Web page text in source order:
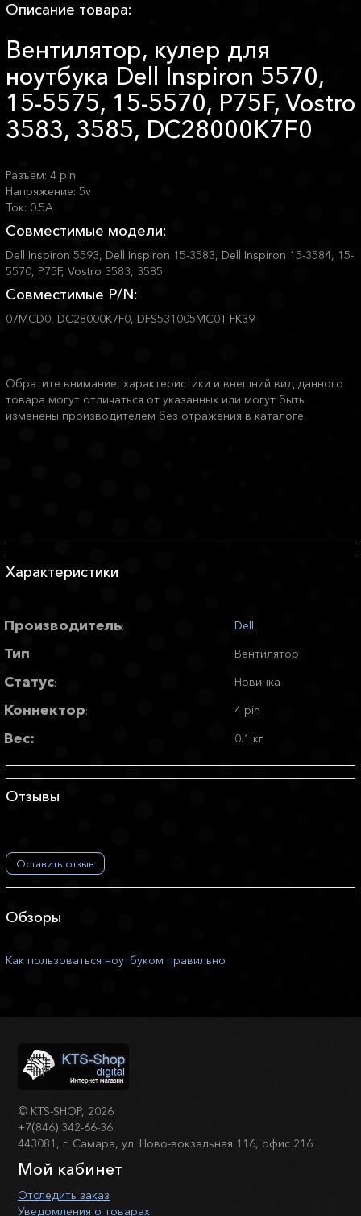
Описание товара:
Вентилятор, кулер для
ноутбука Dell Inspiron 5570,
15-5575, 15-5570, P75F, Vostro
3583, 3585, DC28000K7F0
Разъем: 4 pin
Напряжение: 5v
Ток: 0.5A
Совместимые модели:
Dell Inspiron 5593, Dell Inspiron 15-3583, Dell Inspiron 15-3584, 15-
5570, P75F, Vostro 3583, 3585
Совместимые P/N:
07MCD0, DC28000K7F0, DFS531005MC0T FK39
Обратите внимание, характеристики и внешний вид данного
товара могут отличаться от указанных или могут быть
изменены производителем без отражения в каталоге.
Характеристики
Производитель: Dell
Тип: Вентилятор
Статус: Новинка
Коннектор: 4 pin
Вес: 0.1 кг
Отзывы
Оставить отзыв
Обзоры
Как пользоваться ноутбуком правильно
© KTS-SHOP, 2026
+7(846) 342-66-36
443081, г. Самара, ул. Ново-вокзальная 116, офис 216
Мой кабинет
Отследить заказ
Уведомления о товарах